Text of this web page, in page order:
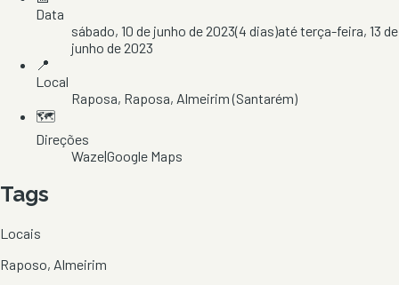
Data
sábado, 10 de junho de 2023(4 dias)atéterça-feira, 13 de
junho de 2023
📍
Local
Raposa, Raposa, Almeirim(Santarém)
🗺️
Direções
Waze|Google Maps
Tags
Locais
Raposo, Almeirim